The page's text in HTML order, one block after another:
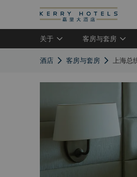
关于 客房与套房
酒店 客房与套房 上海总